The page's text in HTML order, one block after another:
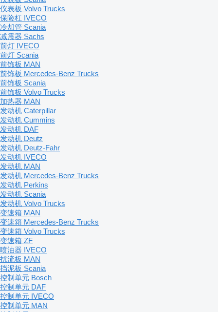
仪表板 Volvo Trucks
保险杠 IVECO
冷却管 Scania
减震器 Sachs
前灯 IVECO
前灯 Scania
前饰板 MAN
前饰板 Mercedes-Benz Trucks
前饰板 Scania
前饰板 Volvo Trucks
加热器 MAN
发动机 Caterpillar
发动机 Cummins
发动机 DAF
发动机 Deutz
发动机 Deutz-Fahr
发动机 IVECO
发动机 MAN
发动机 Mercedes-Benz Trucks
发动机 Perkins
发动机 Scania
发动机 Volvo Trucks
变速箱 MAN
变速箱 Mercedes-Benz Trucks
变速箱 Volvo Trucks
变速箱 ZF
喷油器 IVECO
扰流板 MAN
挡泥板 Scania
控制单元 Bosch
控制单元 DAF
控制单元 IVECO
控制单元 MAN